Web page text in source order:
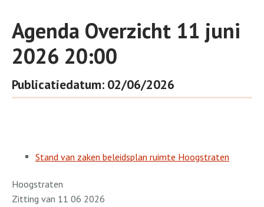
Agenda Overzicht 11 juni
2026 20:00
Publicatiedatum: 02/06/2026
Stand van zaken beleidsplan ruimte Hoogstraten
Hoogstraten
Zitting van 11 06 2026